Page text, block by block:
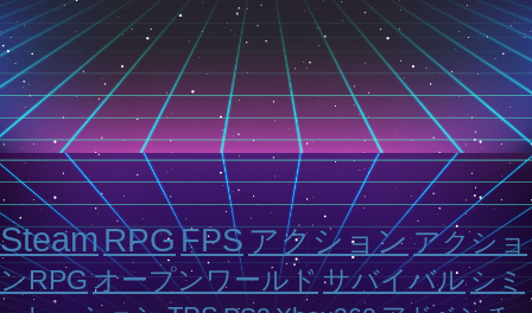
SteamRPGFPS アクション アクショ
ンRPGオープンワールド サバイバルシミ